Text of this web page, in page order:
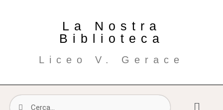
La Nostra
Biblioteca
Liceo V. Gerace